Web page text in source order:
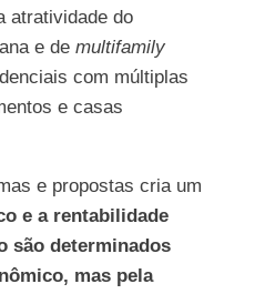
atratividade do
e de multifamily
com múltiplas
e casas
e propostas cria um
e a rentabilidade
são determinados
mas pela